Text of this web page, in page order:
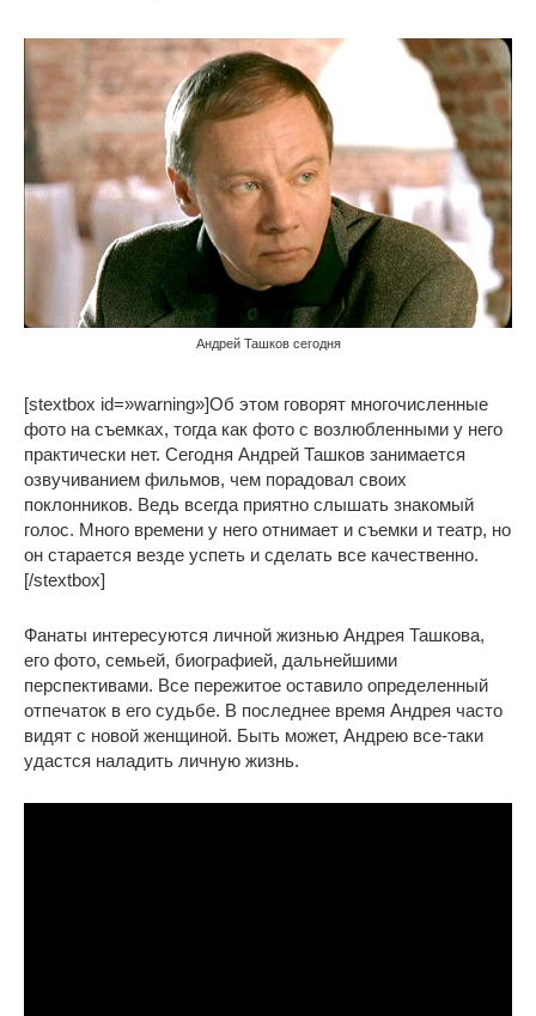
Андрей Ташков сегодня
[stextbox id=»warning»]Об этом говорят многочисленные
фото на съемках, тогда как фото с возлюбленными у него
практически нет. Сегодня Андрей Ташков занимается
озвучиванием фильмов, чем порадовал своих
поклонников. Ведь всегда приятно слышать знакомый
голос. Много времени у него отнимает и съемки и театр, но
он старается везде успеть и сделать все качественно.
[/stextbox]
Фанаты интересуются личной жизнью Андрея Ташкова,
его фото, семьей, биографией, дальнейшими
перспективами. Все пережитое оставило определенный
отпечаток в его судьбе. В последнее время Андрея часто
видят с новой женщиной. Быть может, Андрею все-таки
удастся наладить личную жизнь.